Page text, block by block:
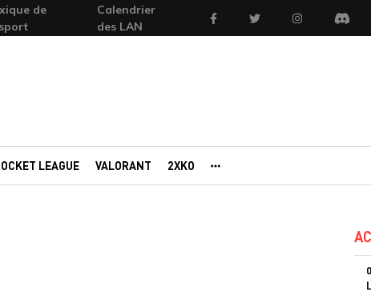
de
Calendrier
des LAN
FacebookTwitter Instagram
LEAGUE VALORANT 2XKO